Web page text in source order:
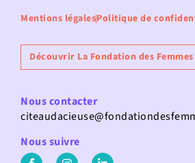
Mentions légalesPolitique de
Découvrir La Fondation des Femmes
Nous contacter
Nous suivre